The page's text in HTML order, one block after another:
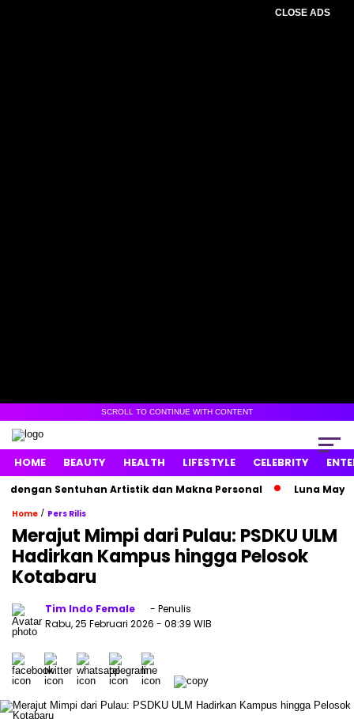
CLOSE ADS
SCROLL TO CONTINUE WITH CONTENT
HOME BEAUTY HEALTH LIFESTYLE CELEBRITY
Sentuhan Artistik dan Makna Personal Luna Maya
Home / Pers Rilis
Merajut Mimpi dari Pulau: PSDKU ULM
Hadirkan Kampus hingga Pelosok
Kotabaru
Tim Indo Female
- Penulis
Rabu, 25 Februari 2026 - 08:39 WIB